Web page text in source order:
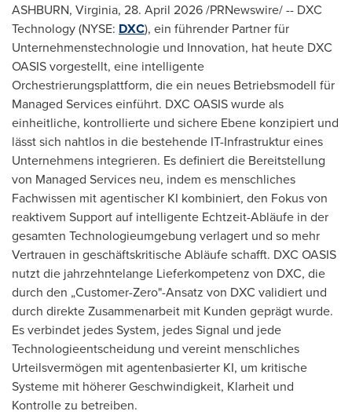
ASHBURN, Virginia, 28. April 2026/PRNewswire/ -- DXC
Technology (NYSE: DXC), ein führender Partner für
Unternehmenstechnologie und Innovation, hat heute DXC
OASIS vorgestellt, eine intelligente
Orchestrierungsplattform, die ein neues Betriebsmodell für
Managed Services einführt. DXC OASIS wurde als
einheitliche, kontrollierte und sichere Ebene konzipiert und
lässt sich nahtlos in die bestehende IT-Infrastruktur eines
Unternehmens integrieren. Es definiert die Bereitstellung
von Managed Services neu, indem es menschliches
Fachwissen mit agentischer KI kombiniert, den Fokus von
reaktivem Support auf intelligente Echtzeit-Abläufe in der
gesamten Technologieumgebung verlagert und so mehr
Vertrauen in geschäftskritische Abläufe schafft. DXC OASIS
nutzt die jahrzehntelange Lieferkompetenz von DXC, die
durch den „Customer-Zero"-Ansatz von DXC validiert und
durch direkte Zusammenarbeit mit Kunden geprägt wurde.
Es verbindet jedes System, jedes Signal und jede
Technologieentscheidung und vereint menschliches
Urteilsvermögen mit agentenbasierter KI, um kritische
Systeme mit höherer Geschwindigkeit, Klarheit und
Kontrolle zu betreiben.